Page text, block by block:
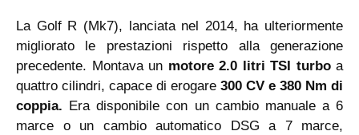
La Golf R (Mk7), lanciata nel 2014, ha ulteriormente
migliorato le prestazioni rispetto alla generazione
precedente. Montava un motore 2.0 litri TSI turboa
quattro cilindri, capace di erogare 300 CV e 380 Nm di
coppia. Era disponibile con un cambio manuale a 6
marce o un cambio automatico DSG a 7 marce,